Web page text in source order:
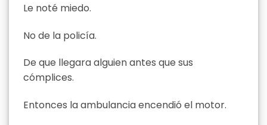
Le noté miedo.
No de la policía.
De que llegara alguien antes que sus
cómplices.
Entonces la ambulancia encendió el motor.